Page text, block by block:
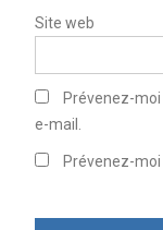
Site web
Prévenez-
e-mail.
Prévenez-moi